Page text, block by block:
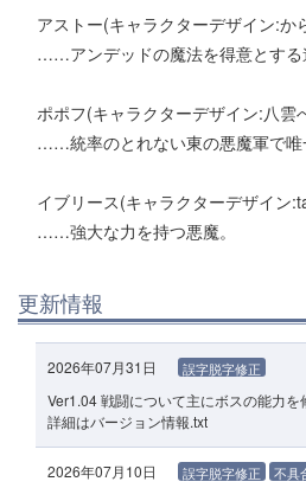
アストー(キャラクターデザイン:か
……アンデッドの魔法を得意とする
ポポフ(キャラクターデザイン:八雲
……統率のとれない東の悪魔軍で唯
イブリース(キャラクターデザイン
……強大な力を持つ悪魔。
更新情報
2026年07月31日 誤字脱字修正
Ver1.04 戦闘について主にボスの能力を
詳細はバージョン情報.txt
2026年07月10日 誤字脱字修正 不具